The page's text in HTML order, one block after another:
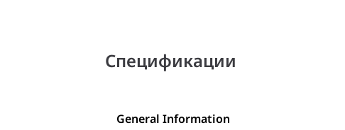
Спецификации
General Information